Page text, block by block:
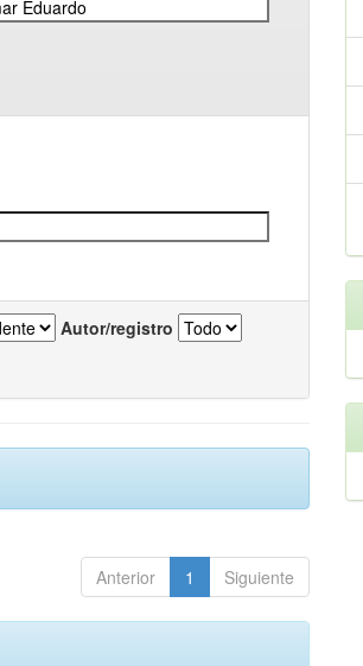
Autor/registro
Anterior 1 Siguiente